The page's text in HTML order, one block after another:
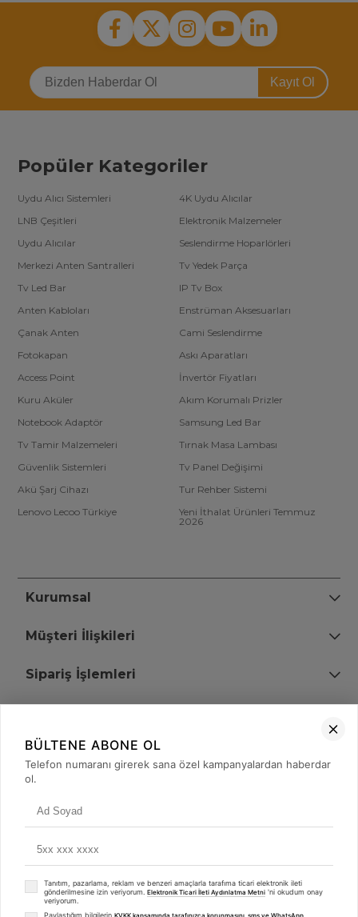
Kayıt Ol
Popüler Kategoriler
Uydu Alıcı Sistemleri
4K Uydu Alıcılar
LNB Çeşitleri
Elektronik Malzemeler
Uydu Alıcılar
Seslendirme Hoparlörleri
Merkezi Anten Santralleri
Tv Yedek Parça
Tv Led Bar
IP Tv Box
Anten Kabloları
Enstrüman Aksesuarları
Çanak Anten
Cami Seslendirme
Fotokapan
Askı Aparatları
Access Point
İnvertör Fiyatları
Kuru Aküler
Akım Korumalı Prizler
Notebook Adaptör
Samsung Led Bar
Tv Tamir Malzemeleri
Tırnak Masa Lambası
Güvenlik Sistemleri
Tv Panel Değişimi
Akü Şarj Cihazı
Tur Rehber Sistemi
Lenovo Lecoo Türkiye
Yeni İthalat Ürünleri Temmuz
2026
Kurumsal
Müşteri İlişkileri
Sipariş İşlemleri
+90 (850) 473 08 08
BÜLTENE ABONE OL
Telefon numaranı girerek sana özel kampanyalardan haberdar
ol.
Tanıtım, pazarlama, reklam ve benzeri amaçlarla tarafıma ticari elektronik ileti
gönderilmesine izin veriyorum. Elektronik Ticari İleti Aydınlatma Metni 'ni okudum onay
veriyorum.
Paylaştığım bilgilerin KVKK kapsamında tarafınızca korunmasını, sms ve WhatsApp